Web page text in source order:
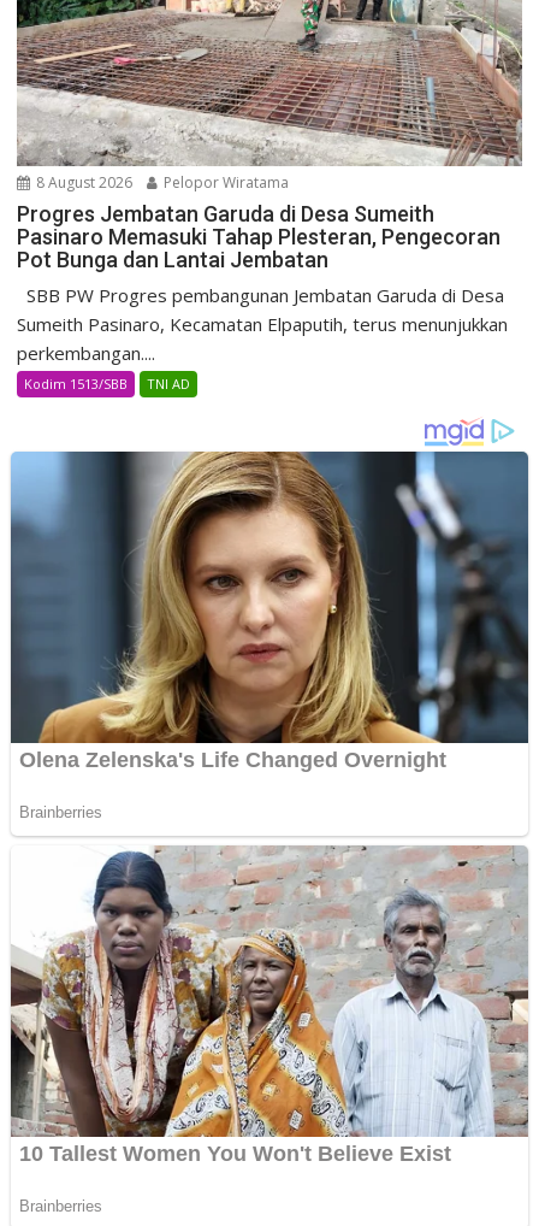
8 August 2026 Pelopor Wiratama
Progres Jembatan Garuda di Desa Sumeith
Pasinaro Memasuki Tahap Plesteran, Pengecoran
Pot Bunga dan Lantai Jembatan
SBB PW Progres pembangunan Jembatan Garuda di Desa
Sumeith Pasinaro, Kecamatan Elpaputih, terus menunjukkan
perkembangan....
Kodim 1513/SBB TNI AD